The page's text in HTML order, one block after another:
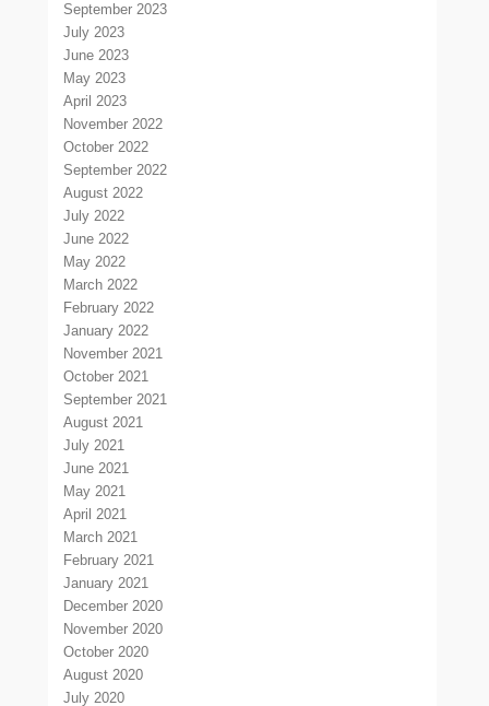
September 2023
July 2023
June 2023
May 2023
April 2023
November 2022
October 2022
September 2022
August 2022
July 2022
June 2022
May 2022
March 2022
February 2022
January 2022
November 2021
October 2021
September 2021
August 2021
July 2021
June 2021
May 2021
April 2021
March 2021
February 2021
January 2021
December 2020
November 2020
October 2020
August 2020
July 2020